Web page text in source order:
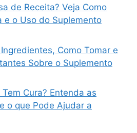
de Receita? Veja Como
e o Uso do Suplemento
Como Tomar e
Sobre o Suplemento
Cura? Entenda as
o que Pode Ajudar a